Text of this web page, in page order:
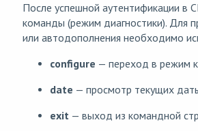
После успешной аутентификации в
команды (режим диагностики). Для
или автодополнения необходимо
configure — переход в режим
date — просмотр текущих
exit — выход из командной